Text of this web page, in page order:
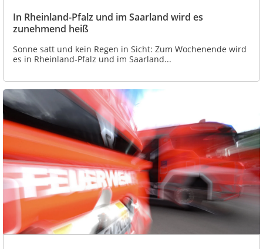
In Rheinland-Pfalz und im Saarland wird es
zunehmend heiß
Sonne satt und kein Regen in Sicht: Zum Wochenende wird
es in Rheinland-Pfalz und im Saarland...